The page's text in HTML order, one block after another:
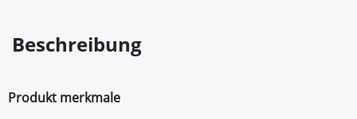
Beschreibung
Produkt merkmale